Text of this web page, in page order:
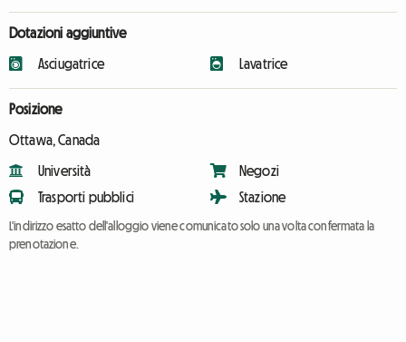
Dotazioni aggiuntive
Asciugatrice Lavatrice
Posizione
Ottawa, Canada
Università
Trasporti pubblici
Negozi
Stazione
L'indirizzo esatto dell'alloggio viene comunicato solo una volta confermata la
prenotazione.